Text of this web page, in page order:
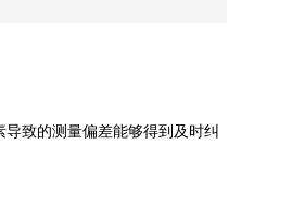
致的测量偏差能够得到及时纠